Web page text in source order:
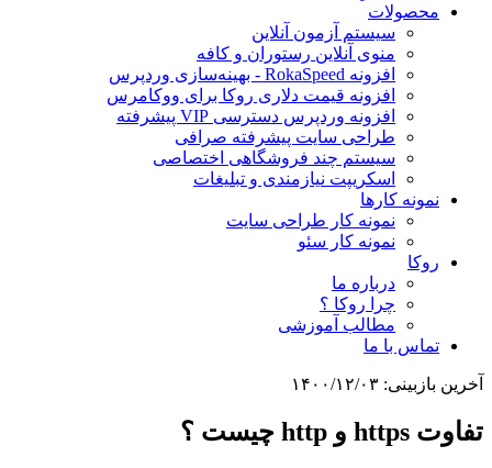
محصولات
سیستم آزمون آنلاین
منوی آنلاین رستوران و کافه
افزونه RokaSpeed - بهینه‌سازی وردپرس
افزونه قیمت دلاری روکا برای ووکامرس
افزونه وردپرس دسترسی VIP پیشرفته
طراحی سایت پیشرفته صرافی
سیستم چند فروشگاهی اختصاصی
اسکریپت نیازمندی و تبلیغات
نمونه کارها
نمونه کار طراحی سایت
نمونه کار سئو
روکا
درباره ما
چرا روکا ؟
مطالب آموزشی
تماس با ما
آخرین بازبینی: ۱۴۰۰/۱۲/۰۳
تفاوت https و http چیست ؟